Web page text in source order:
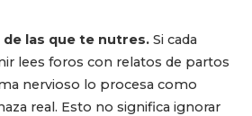
las que te nutres. Si cada
lees foros con relatos de partos
nervioso lo procesa como
real. Esto no significa ignorar